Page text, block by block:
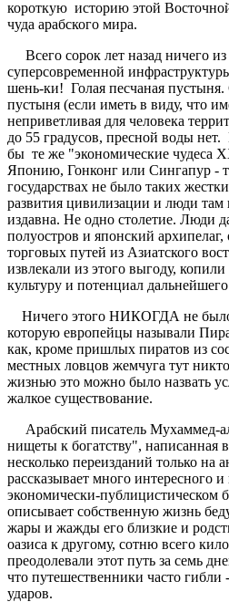
короткую историю этой
чуда арабского мира.
Всего сорок лет назад ничего
суперсовременной
шень-ки! Голая песчаная
пустыня (если иметь в виду, что
неприветливая для человека
до 55 градусов, пресной воды
бы те же "экономические
Японию, Гонконг или Сингапур -
государствах не было таких
развития цивилизации и люди там
издавна. Не одно столетие. Люди
полуостров и японский
торговых путей из Азиатского
извлекали из этого выгоду,
культуру и потенциал
Ничего этого НИКОГДА не было
которую европейцы называли
как, кроме пришлых пиратов из
местных ловцов жемчуга тут
жизнью это можно было назвать
жалкое существование.
Арабский писатель Мухаммед-
нищеты к богатству", написанная
несколько переизданий только на
рассказывает много интересного
экономически-публицистическом
описывает собственную жизнь
жары и жажды его близкие и
оазиса к другому, сотню всего
преодолевали этот путь за семь
что путешественники часто гибли
ударов.